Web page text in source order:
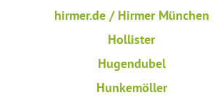
hirmer.de / Hirmer München
Hollister
Hugendubel
Hunkemöller